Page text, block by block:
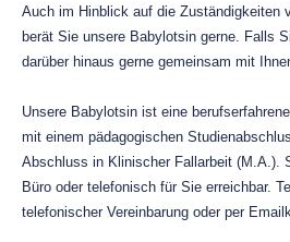
Auch im Hinblick auf die Zuständigkeiten
berät Sie unsere Babylotsin gerne. Falls
darüber hinaus gerne gemeinsam mit
Unsere Babylotsin ist eine
mit einem pädagogischen
Abschluss in Klinischer Fallarbeit (M.A.).
Büro oder telefonisch für Sie erreichbar.
telefonischer Vereinbarung oder per